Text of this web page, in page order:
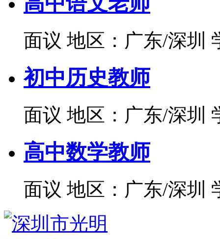
面议 地区：广东/深圳
初中历史教师
面议 地区：广东/深圳
高中数学教师
面议 地区：广东/深圳